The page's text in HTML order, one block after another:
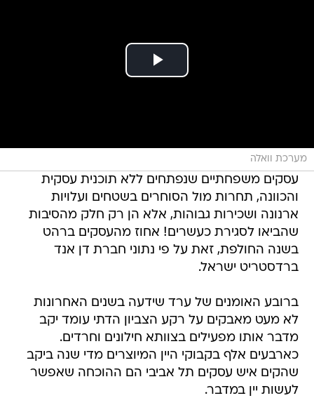
מערכת וואלה
עסקים משפחתיים שנפתחים ללא תוכנית עסקית
והכוונה, תחרות מול הסוחרים בשטחים ועלויות
ארנונה ושכירות גבוהות, אלא הן רק חלק מהסיבות
שהביאו לסגירת כעשרים! אחוז מהעסקים ברהט
בשנה החולפת, זאת על פי נתוני חברת דן אנד
ברדסטריט ישראל.
ברובע האומנים של ערד שידעה בשנים האחרונות
לא מעט מאבקים על רקע הצביון הדתי עומד יקב
מדבר אותו מפעילים בצוותא חילונים וחרדים.
כארבעים אלף בקבוקי היין המיוצרים מדי שנה ביקב
שהקים איש עסקים תל אביבי הם ההוכחה שאפשר
לעשות יין במדבר.